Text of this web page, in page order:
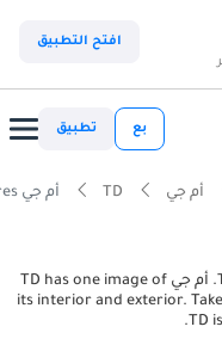
افتح التطبيق
بع تطبيق
أم جي TD أم جي TD interior, exterior pictures
View the latest أم جي TD 2026 image gallery. أم جي TD has one image of
its interior and exterior.
TD